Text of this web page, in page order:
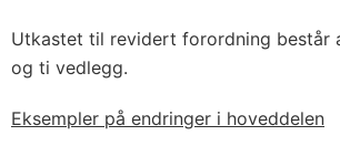
Utkastet til revidert forordning består
og ti vedlegg.
Eksempler på endringer i hoveddelen